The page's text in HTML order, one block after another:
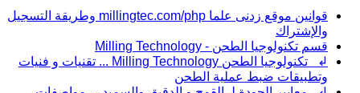
قوانين موقع زدنى علما millingtec.com/php وطريقة التسجيل
والإشتراك
قسم تكنولوجيا الطحن - Milling Technology
↲ تكنولوجيا الطحن Milling Technology ... تقنيات و فنيات
وتطبيقات ضبط عملية الطحن